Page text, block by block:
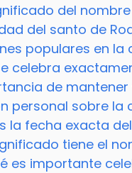
del
del santo de
populares en la
celebra
de
personal sobre la
la fecha exacta
tiene el
es importante